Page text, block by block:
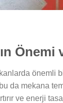
Önemi
önemli
da mekana
ve enerji